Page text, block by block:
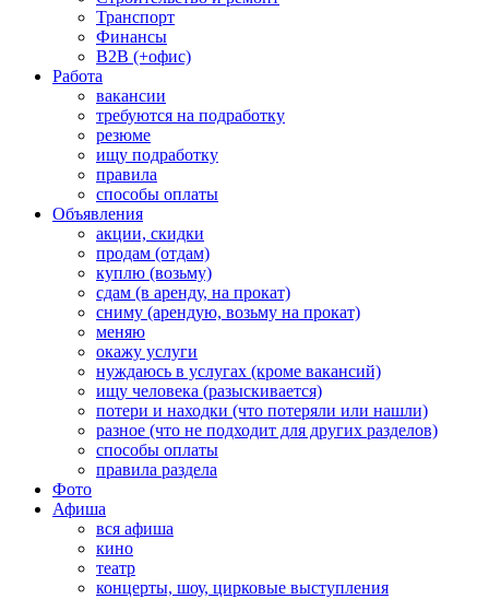
Транспорт
Финансы
B2B (+офис)
Работа
вакансии
требуются на подработку
резюме
ищу подработку
правила
способы оплаты
Объявления
акции, скидки
продам (отдам)
куплю (возьму)
сдам (в аренду, на прокат)
сниму (арендую, возьму на прокат)
меняю
окажу услуги
нуждаюсь в услугах (кроме вакансий)
ищу человека (разыскивается)
потери и находки (что потеряли или нашли)
разное (что не подходит для других разделов)
способы оплаты
правила раздела
Фото
Афиша
вся афиша
кино
театр
концерты, шоу, цирковые выступления